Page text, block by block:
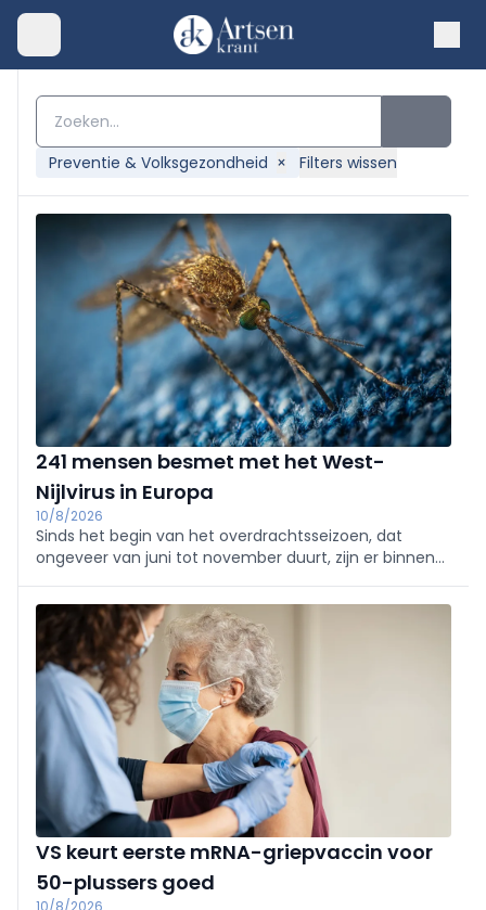
Preventie & Volksgezondheid × Filters wissen
241 mensen besmet met het West-
Nijlvirus in Europa
10/8/2026
Sinds het begin van het overdrachtsseizoen, dat
ongeveer van juni tot november duurt, zijn er binnen
het West-Nijlvirus.
VS keurt eerste mRNA-griepvaccin voor
50-plussers goed